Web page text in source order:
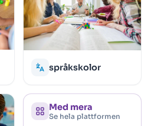
språkskolor
Med mera
Se hela plattformen